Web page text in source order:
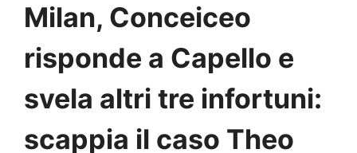
Milan, Conceiceo
risponde a Capello e
svela altri tre infortuni:
scappia il caso Theo